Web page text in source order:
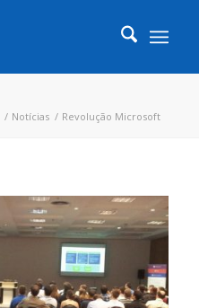
/ Notícias / Revolução Microsoft